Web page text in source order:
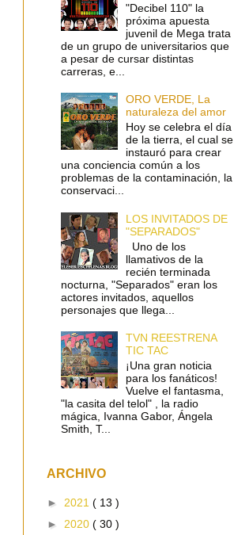
"Decibel 110" la
próxima apuesta
juvenil de Mega trata
de un grupo de universitarios que
a pesar de cursar distintas
carreras, e...
ORO VERDE, La
naturaleza del amor
Hoy se celebra el día
de la tierra, el cual se
instauró para crear
una conciencia común a los
problemas de la contaminación, la
conservaci...
LOS INVITADOS DE
"SEPARADOS"
Uno de los
llamativos de la
recién terminada
nocturna, "Separados" eran los
actores invitados, aquellos
personajes que llega...
TVN REESTRENA
TIC TAC
¡Una gran noticia
para los fanáticos!
Vuelve el fantasma,
"la casita del telol" , la radio
mágica, Ivanna Gabor, Ángela
Smith, T...
ARCHIVO
► 2021 ( 13 )
► 2020 ( 30 )